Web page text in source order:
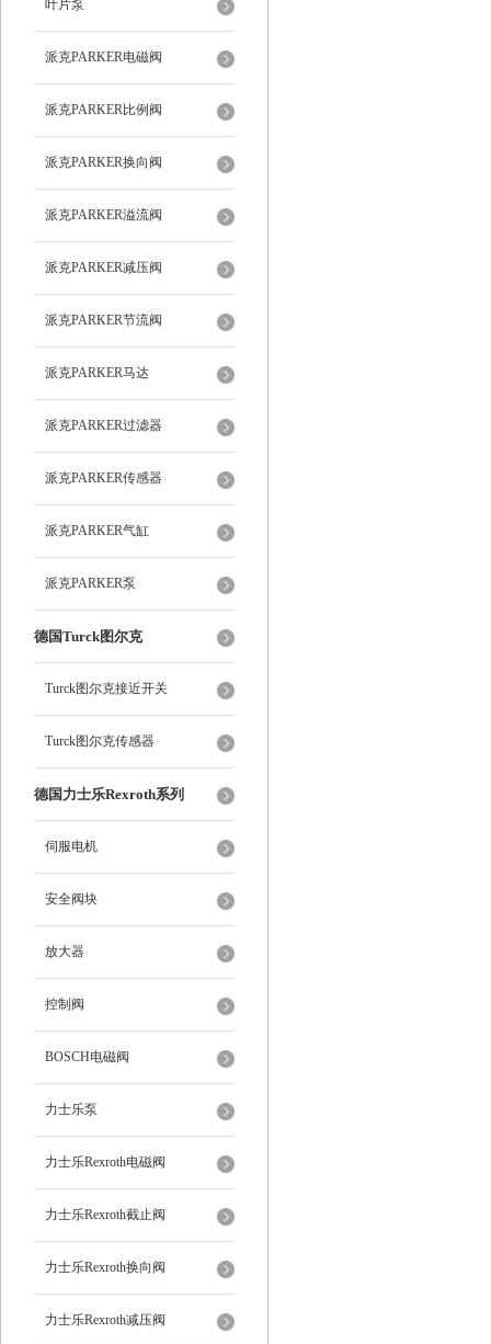
叶片泵
派克PARKER电磁阀
派克PARKER比例阀
派克PARKER换向阀
派克PARKER溢流阀
派克PARKER减压阀
派克PARKER节流阀
派克PARKER马达
派克PARKER过滤器
派克PARKER传感器
派克PARKER气缸
派克PARKER泵
德国Turck图尔克
Turck图尔克接近开关
Turck图尔克传感器
德国力士乐Rexroth系列
伺服电机
安全阀块
放大器
控制阀
BOSCH电磁阀
力士乐泵
力士乐Rexroth电磁阀
力士乐Rexroth截止阀
力士乐Rexroth换向阀
力士乐Rexroth减压阀